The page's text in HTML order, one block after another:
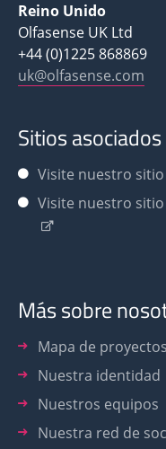
Reino Unido
Olfasense UK Ltd
+44 (0)1225 868869
uk@olfasense.com
Sitios asociados
Visite nuestro
Visite nuestro
Más sobre
Mapa de proyectos
Nuestra identidad
Nuestros equipos
Nuestra red de